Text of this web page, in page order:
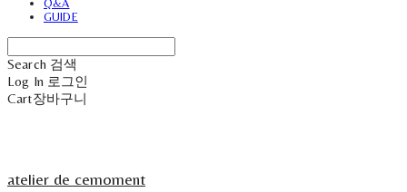
Q&A
GUIDE
Search 검색
Log In 로그인
Cart장바구니
atelier de cemoment